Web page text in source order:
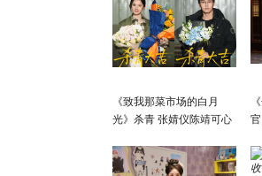
《致我那菜市场的白月
光》杀青 张婧仪陈靖可心